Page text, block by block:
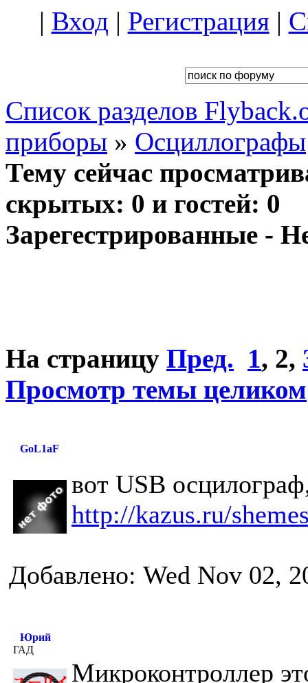
| Вход | Регистрация|
Список разделов
приборы » Осциллографы
Тему сейчас
скрытых: 0 и гостей: 0
Зарегестрированные -
На страницу Пред. 1, 2,
Просмотр темы целиком
GoL1aF
вот USB
http://kazus.ru/
Добавлено: Wed Nov 02,
Юрий
ГАД
Микроконтроллер